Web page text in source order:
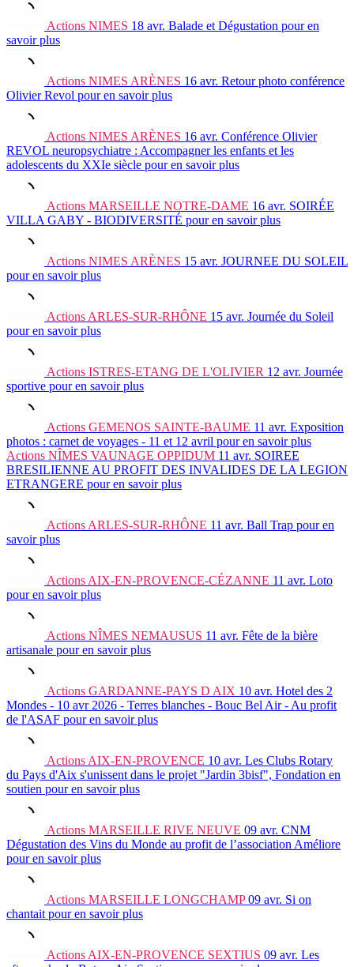
Actions NIMES 18 avr. Balade et Dégustation pour en
savoir plus
Actions NIMES ARÈNES 16 avr. Retour photo conférence
Olivier Revol pour en savoir plus
Actions NIMES ARÈNES 16 avr. Conférence Olivier
REVOL neuropsychiatre : Accompagner les enfants et les
adolescents du XXIe siècle pour en savoir plus
Actions MARSEILLE NOTRE-DAME 16 avr. SOIRÉE
VILLA GABY - BIODIVERSITÉ pour en savoir plus
Actions NIMES ARÈNES 15 avr. JOURNEE DU SOLEIL
pour en savoir plus
Actions ARLES-SUR-RHÔNE 15 avr. Journée du Soleil
pour en savoir plus
Actions ISTRES-ETANG DE L'OLIVIER 12 avr. Journée
sportive pour en savoir plus
Actions GEMENOS SAINTE-BAUME 11 avr. Exposition
photos : carnet de voyages - 11 et 12 avril pour en savoir plus
Actions NÎMES VAUNAGE OPPIDUM 11 avr. SOIREE
BRESILIENNE AU PROFIT DES INVALIDES DE LA LEGION
ETRANGERE pour en savoir plus
Actions ARLES-SUR-RHÔNE 11 avr. Ball Trap pour en
savoir plus
Actions AIX-EN-PROVENCE-CÉZANNE 11 avr. Loto
pour en savoir plus
Actions NÎMES NEMAUSUS 11 avr. Fête de la bière
artisanale pour en savoir plus
Actions GARDANNE-PAYS D AIX 10 avr. Hotel des 2
Mondes - 10 avr 2026 - Terres blanches - Bouc Bel Air - Au profit
de l'ASAF pour en savoir plus
Actions AIX-EN-PROVENCE 10 avr. Les Clubs Rotary
du Pays d'Aix s'unissent dans le projet "Jardin 3bisf", Fondation en
soutien pour en savoir plus
Actions MARSEILLE RIVE NEUVE 09 avr. CNM
Dégustation des Vins du Monde au profit de l’association Améliore
pour en savoir plus
Actions MARSEILLE LONGCHAMP 09 avr. Si on
chantait pour en savoir plus
Actions AIX-EN-PROVENCE SEXTIUS 09 avr. Les